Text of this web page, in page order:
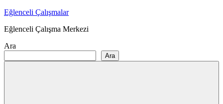
Skip
content
Eğlenceli Çalışmalar
Eğlenceli Çalışma Merkezi
Ara
Ara